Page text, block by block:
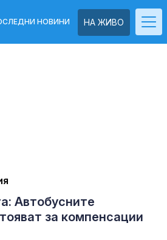
НА ЖИВО
НОВИНИ
Автобусните
за компенсации